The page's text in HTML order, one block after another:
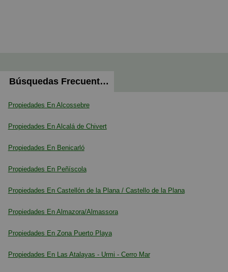
Búsquedas Frecuentes
Propiedades En Alcossebre
Propiedades En Alcalá de Chivert
Propiedades En Benicarló
Propiedades En Peñíscola
Propiedades En Castellón de la Plana / Castello de la Plana
Propiedades En Almazora/Almassora
Propiedades En Zona Puerto Playa
Propiedades En Las Atalayas - Urmi - Cerro Mar